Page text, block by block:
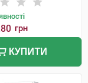
грн
КУПИТИ